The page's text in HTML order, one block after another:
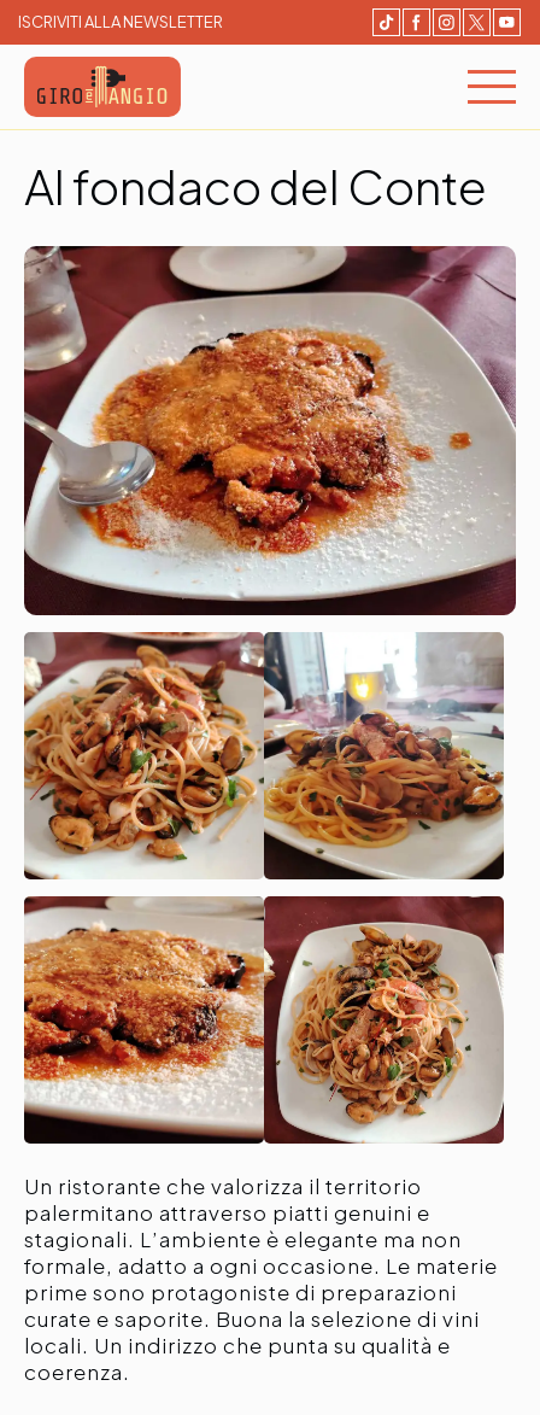
ISCRIVITI ALLA NEWSLETTER
Al fondaco del Conte
Un ristorante che valorizza il territorio
palermitano attraverso piatti genuini e
stagionali. L’ambiente è elegante ma non
formale, adatto a ogni occasione. Le materie
prime sono protagoniste di preparazioni
curate e saporite. Buona la selezione di vini
locali. Un indirizzo che punta su qualità e
coerenza.